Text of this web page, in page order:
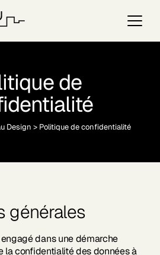
de
Design > Politique de confidentialité
générales
dans une démarche
la confidentialité des données à